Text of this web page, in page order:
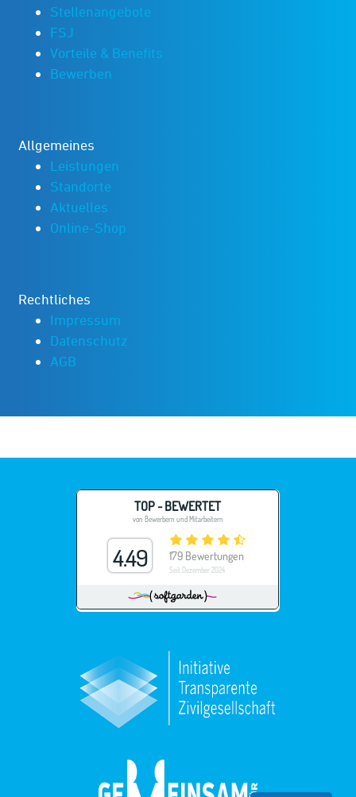
Stellenangebote
FSJ
Vorteile & Benefits
Bewerben
Allgemeines
Leistungen
Standorte
Aktuelles
Online-Shop
Rechtliches
Impressum
Datenschutz
AGB